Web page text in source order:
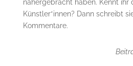
nähergebracht haben. Kennt ihr
Künstler*innen? Dann schreibt
Kommentare.